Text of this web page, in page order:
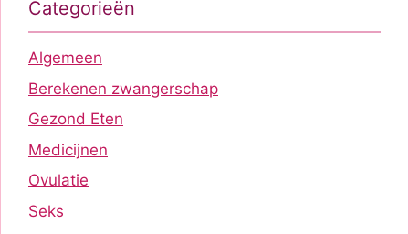
Categorieën
Algemeen
Berekenen zwangerschap
Gezond Eten
Medicijnen
Ovulatie
Seks